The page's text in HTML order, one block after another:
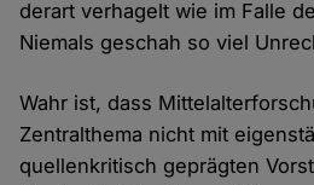
derart verhagelt wie im Falle
Niemals geschah so viel
Wahr ist, dass
Zentralthema nicht mit
quellenkritisch geprägten